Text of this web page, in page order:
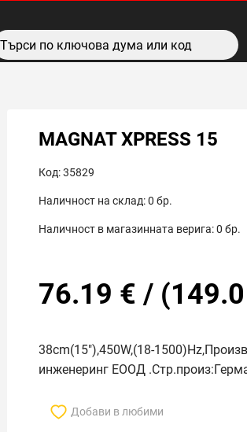
MAGNAT XPRESS 15
Код:35829
Наличност на склад:0 бр.
Наличност в магазинната верига:0 бр.
76.19 € / (
38cm(15"),450W,(18-
инженеринг ЕООД
Добави в любими